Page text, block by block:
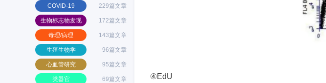
COVID-19 229篇文章
生物标志物发现 172篇文章
毒理/病理 143篇文章
生殖生物学 96篇文章
心血管研究 95篇文章
类器官 69篇文章 ④EdU